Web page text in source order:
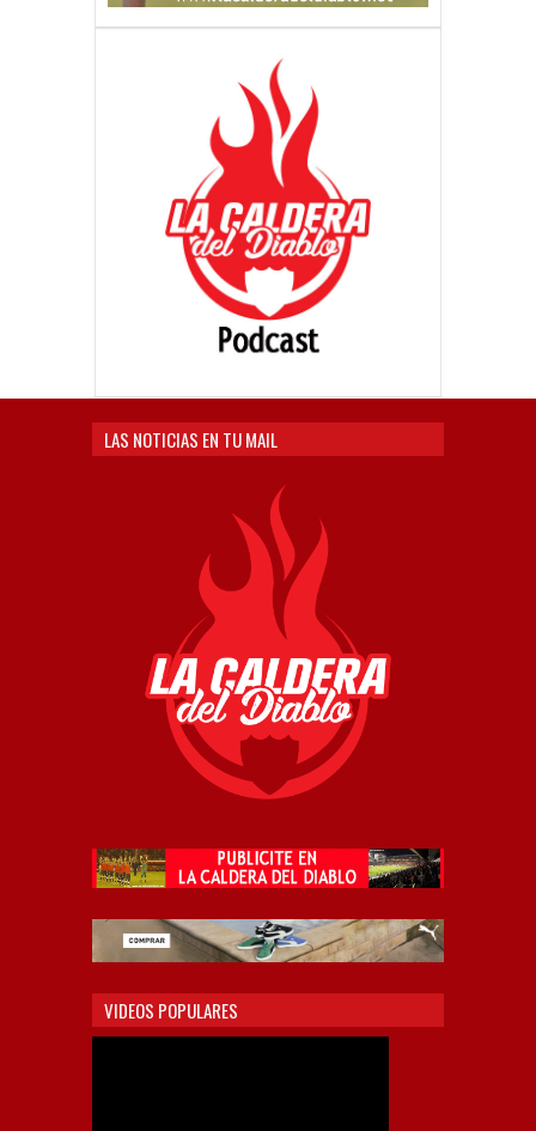
LAS NOTICIAS EN TU MAIL
VIDEOS POPULARES